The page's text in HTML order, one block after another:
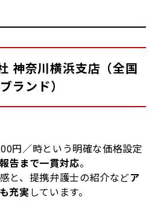
神奈川横浜支店（全国
ランド）
円／時という明確な価格設定
告まで一貫対応。
と、提携弁護士の紹介などア
充実 しています。